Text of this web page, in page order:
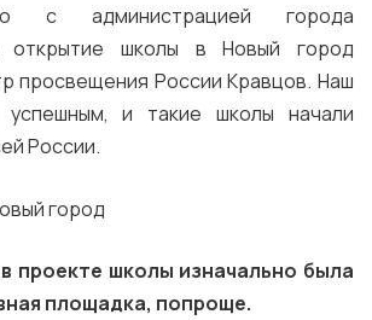
с администрацией города
открытие школы в Новый город
просвещения России Кравцов. Наш
успешным, и такие школы начали
России.
проекте школы изначально была
площадка, попроще.